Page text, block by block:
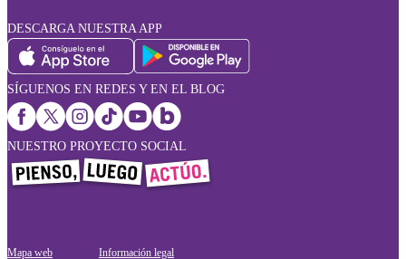
DESCARGA NUESTRA APP
SÍGUENOS EN REDES Y EN EL BLOG
NUESTRO PROYECTO SOCIAL
Mapa web Información legal